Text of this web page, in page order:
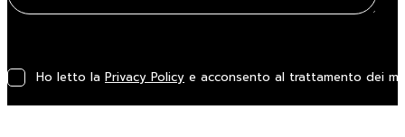
Ho letto la Privacy Policy e acconsento al trattamento dei